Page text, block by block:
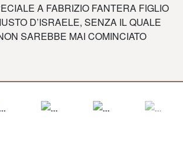
A FABRIZIO FANTERA FIGLIO
D’ISRAELE, SENZA IL QUALE
SAREBBE MAI COMINCIATO